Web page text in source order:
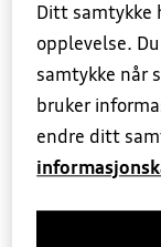
Ved å
våre
Ditt samtykke
opplevelse.
samtykke når
bruker
endre ditt